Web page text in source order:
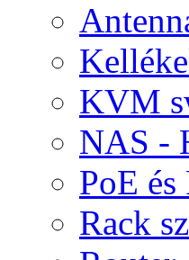
KVM
NAS -
PoE
Rack